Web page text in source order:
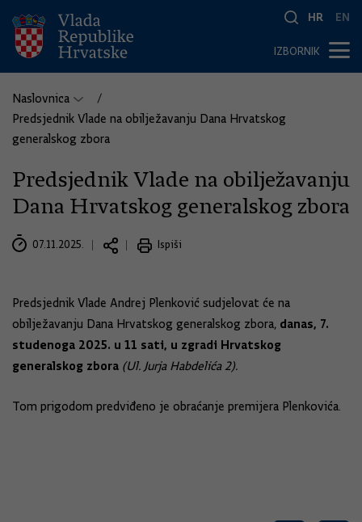
HR EN
IZBORNIK
Naslovnica
Predsjednik Vlade na obilježavanju Dana Hrvatskog
generalskog zbora
Predsjednik Vlade na obilježavanju
Dana Hrvatskog generalskog zbora
07.11.2025. Ispiši
Predsjednik Vlade Andrej Plenković sudjelovat će na
obilježavanju Dana Hrvatskog generalskog zbora, danas, 7.
studenoga 2025. u 11 sati, u zgradi Hrvatskog
generalskog zbora (Ul. Jurja Habdelića 2).
Tom prigodom predviđeno je obraćanje premijera Plenkovića.